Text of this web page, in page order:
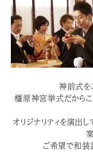
神前式を
橿原神宮挙式だから
オリジナリティを演出
ご希望で和装